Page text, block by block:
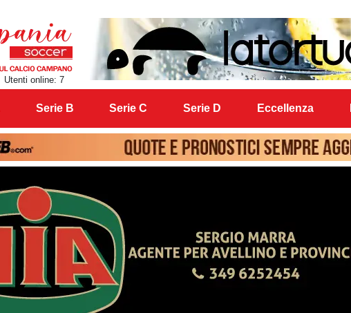
Utenti online: 7
Serie B Serie C Serie D Eccellenza